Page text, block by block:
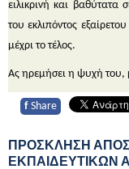
ειλικρινή και βαθύτατα
του εκλιπόντος
μέχρι το τέλος.
Ας ηρεμήσει η ψυχή του,
f Share
ΠΡΟΣΚΛΗΣΗ
ΕΚΠΑΙΔΕΥΤΙΚΩΝ